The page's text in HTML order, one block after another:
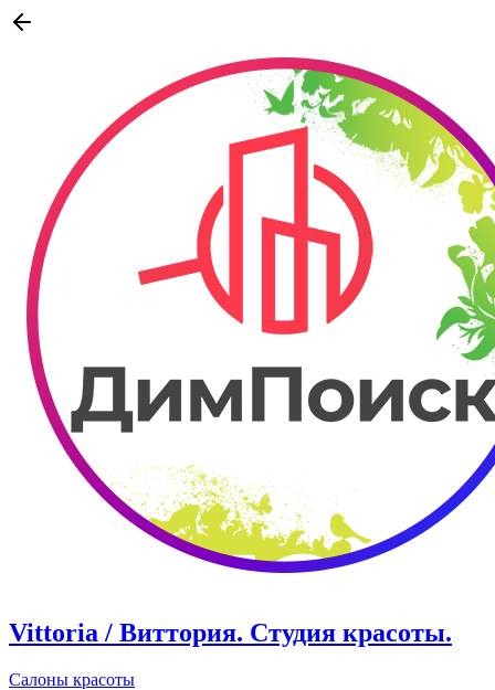
Vittoria / Виттория. Студия красоты.
Салоны красоты